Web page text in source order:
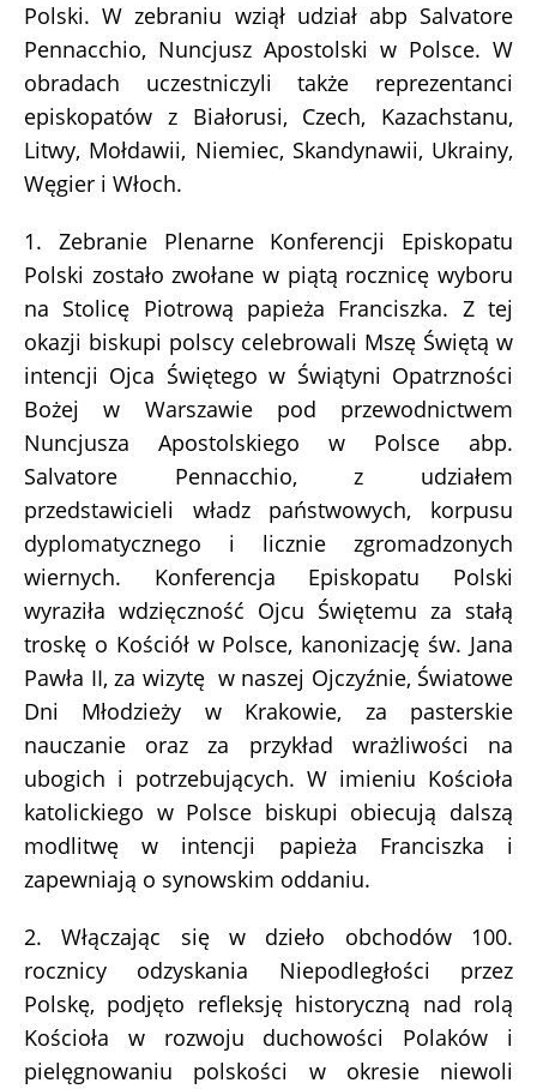
Polski. W zebraniu wziął udział abp Salvatore
Pennacchio, Nuncjusz Apostolski w Polsce. W
obradach uczestniczyli także reprezentanci
episkopatów z Białorusi, Czech, Kazachstanu,
Litwy, Mołdawii, Niemiec, Skandynawii, Ukrainy,
Węgier i Włoch.
1. Zebranie Plenarne Konferencji Episkopatu
Polski zostało zwołane w piątą rocznicę wyboru
na Stolicę Piotrową papieża Franciszka. Z tej
okazji biskupi polscy celebrowali Mszę Świętą w
intencji Ojca Świętego w Świątyni Opatrzności
Bożej w Warszawie pod przewodnictwem
Nuncjusza Apostolskiego w Polsce abp.
Salvatore Pennacchio, z udziałem
przedstawicieli władz państwowych, korpusu
dyplomatycznego i licznie zgromadzonych
wiernych. Konferencja Episkopatu Polski
wyraziła wdzięczność Ojcu Świętemu za stałą
troskę o Kościół w Polsce, kanonizację św. Jana
Pawła II, za wizytę w naszej Ojczyźnie, Światowe
Dni Młodzieży w Krakowie, za pasterskie
nauczanie oraz za przykład wrażliwości na
ubogich i potrzebujących. W imieniu Kościoła
katolickiego w Polsce biskupi obiecują dalszą
modlitwę w intencji papieża Franciszka i
zapewniają o synowskim oddaniu.
2. Włączając się w dzieło obchodów 100.
rocznicy odzyskania Niepodległości przez
Polskę, podjęto refleksję historyczną nad rolą
Kościoła w rozwoju duchowości Polaków i
pielęgnowaniu polskości w okresie niewoli